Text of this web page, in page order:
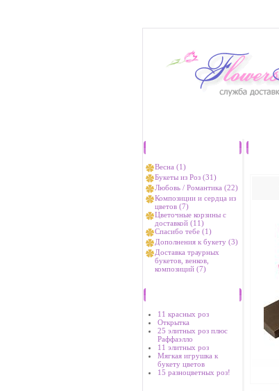
Весна (1)
Букеты из Роз (31)
Любовь / Романтика (22)
Композиции и сердца из
цветов (7)
Цветочные корзины с
доставкой (11)
Спасибо тебе (1)
Дополнения к букету (3)
Доставка траурных
букетов, венков,
композиций (7)
11 красных роз
Открытка
25 элитных роз плюс
Раффаэлло
11 элитных роз
Мягкая игрушка к
букету цветов
15 разноцветных роз!